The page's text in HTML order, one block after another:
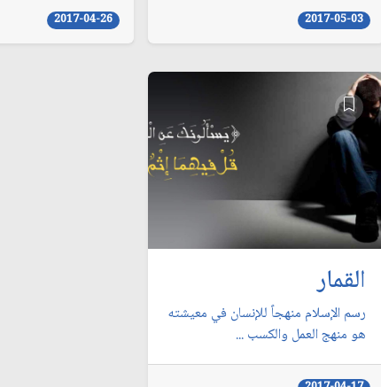
2017-05-03
2017-04-26
القمار
رسم الإسلام منهجاً للإنسان في معيشته
هو منهج العمل والكسب ...